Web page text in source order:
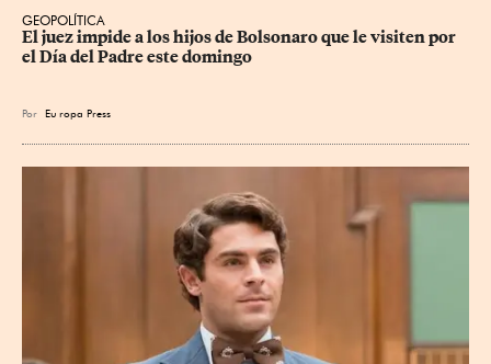
GEOPOLÍTICA
El juez impide a los hijos de Bolsonaro que le visiten por
el Día del Padre este domingo
Por Eu ropa Press